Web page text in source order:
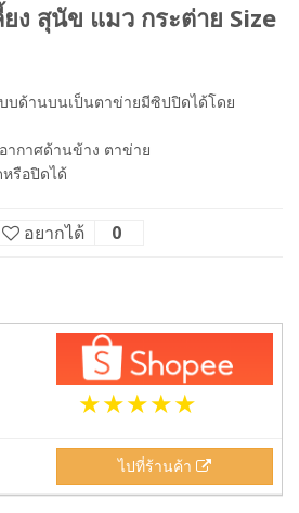
ยง สุนัข แมว กระต่าย Size
บด้านบนเป็นตาข่ายมีซิปปิดได้โดย
ากาศด้านข้าง ตาข่าย
รือปิดได้
อยากได้ 0
ไปที่ร้านค้า